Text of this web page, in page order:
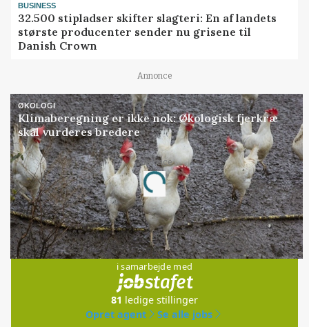
BUSINESS
32.500 stipladser skifter slagteri: En af landets
største producenter sender nu grisene til
Danish Crown
Annonce
ØKOLOGI
Klimaberegning er ikke nok: Økologisk fjerkræ
skal vurderes bredere
Annonce
Loading...
Jobs
i samarbejde med
81 ledige stillinger
Opret agent
Se alle jobs